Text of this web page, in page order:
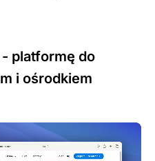
platformę do
i ośrodkiem